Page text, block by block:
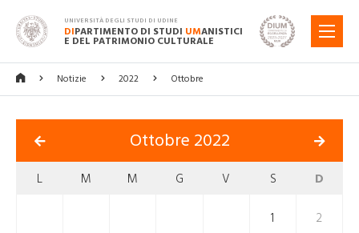
UNIVERSITÀ DEGLI STUDI DI UDINE
DIPARTIMENTO DI STUDI UMANISTICI
E DEL PATRIMONIO CULTURALE
MENU
Notizie 2022 Ottobre
Ottobre 2022
L M M G V S D
1 2